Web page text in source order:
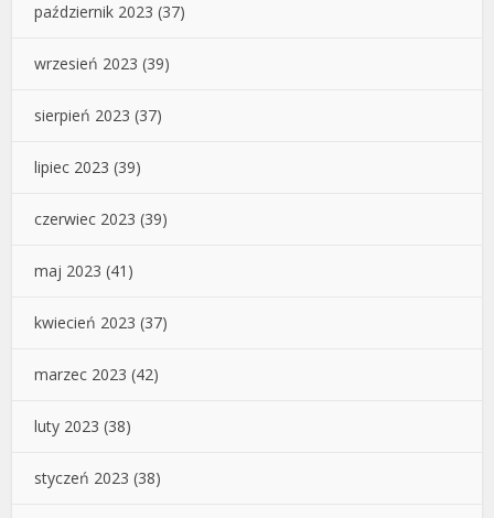
październik 2023 (37)
wrzesień 2023 (39)
sierpień 2023 (37)
lipiec 2023 (39)
czerwiec 2023 (39)
maj 2023 (41)
kwiecień 2023 (37)
marzec 2023 (42)
luty 2023 (38)
styczeń 2023 (38)